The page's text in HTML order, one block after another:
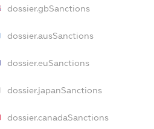
dossier.gbSanctions
dossier.ausSanctions
dossier.euSanctions
dossier.japanSanctions
dossier.canadaSanctions